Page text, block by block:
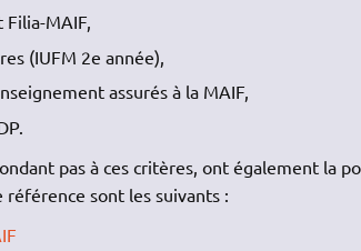
Filia-MAIF,
(IUFM 2e année),
assurés à la MAIF,
pas à ces critères, ont également la
référence sont les suivants :